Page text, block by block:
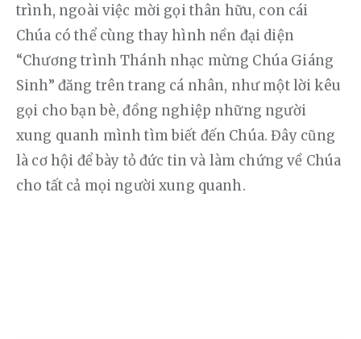
trình, ngoài việc mời gọi thân hữu, con cái
Chúa có thể cùng thay hình nền đại diện
“Chương trình Thánh nhạc mừng Chúa Giáng
Sinh” đăng trên trang cá nhân, như một lời kêu
gọi cho bạn bè, đồng nghiệp những người
xung quanh mình tìm biết đến Chúa. Đây cũng
là cơ hội để bày tỏ đức tin và làm chứng về Chúa
cho tất cả mọi người xung quanh.